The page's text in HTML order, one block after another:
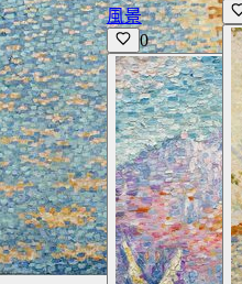
風景
0